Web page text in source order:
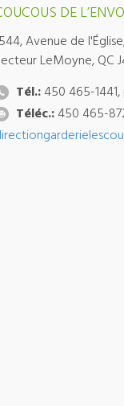
DE
Avenue de
LeMoyne, QC
Tél.:450 465-1441,
Téléc.:450 465-